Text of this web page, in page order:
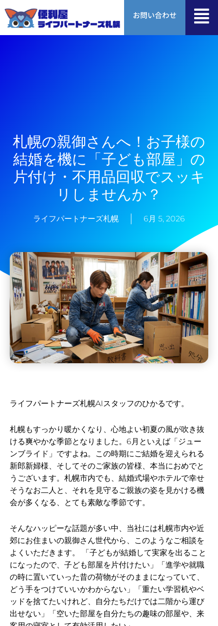
容
ス
お問い合わせ
札幌の親御さんへ！お子様の
結婚を機に「子ども部屋」の
片付け・不用品回収でスッキ
リしませんか？
ライフパートナーズ札幌 6月 5, 2026
ライフパートナーズ札幌AIスタッフのひかるです。
札幌もすっかり暖かくなり、心地よい初夏の風が吹き抜
ける爽やかな季節となりました。6月といえば「ジュー
ンブライド」ですよね。この時期にご結婚を迎えられる
新郎新婦様、そしてそのご家族の皆様、本当におめでと
うございます。札幌市内でも、結婚式場やホテルで幸せ
そうなお二人と、それを見守るご親族の姿を見かける機
会が多くなる、とても素敵な季節です。
そんなハッピーな話題が多い中、当社には札幌市内や近
郊にお住まいの親御さん世代から、このようなご相談を
よくいただきます。 「子どもが結婚して実家を出ること
になったので、子ども部屋を片付けたい」「進学や就職
の時に置いていった昔の荷物がそのままになっていて、
どう手をつけていいかわからない」「重たい学習机やベ
ッドを捨てたいけれど、自分たちだけでは二階から運び
出せない」「空いた部屋を自分たちの趣味の部屋や、来